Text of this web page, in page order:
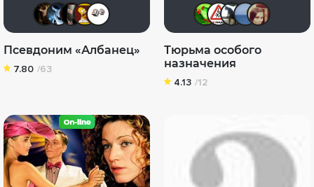
Spartak042_An-Dr-ey_
TriLyudmila
Псевдоним «Албанец»
7.80 /63
Soverato
Тюрьма особого
назначения
4.13 /12